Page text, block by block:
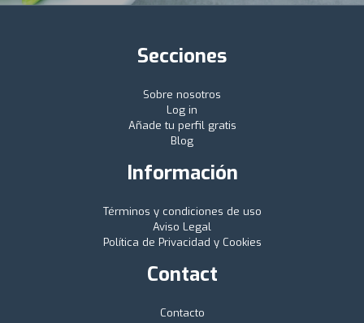
Secciones
Sobre nosotros
Log in
Añade tu perfil gratis
Blog
Información
Términos y condiciones de uso
Aviso Legal
Política de Privacidad y Cookies
Contact
Contacto